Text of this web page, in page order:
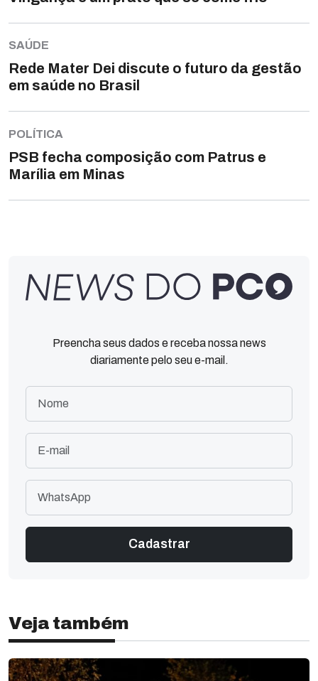
SAÚDE
Rede Mater Dei discute o futuro da gestão
em saúde no Brasil
POLÍTICA
PSB fecha composição com Patrus e
Marília em Minas
Preencha seus dados e receba nossa news
diariamente pelo seu e-mail.
Veja também